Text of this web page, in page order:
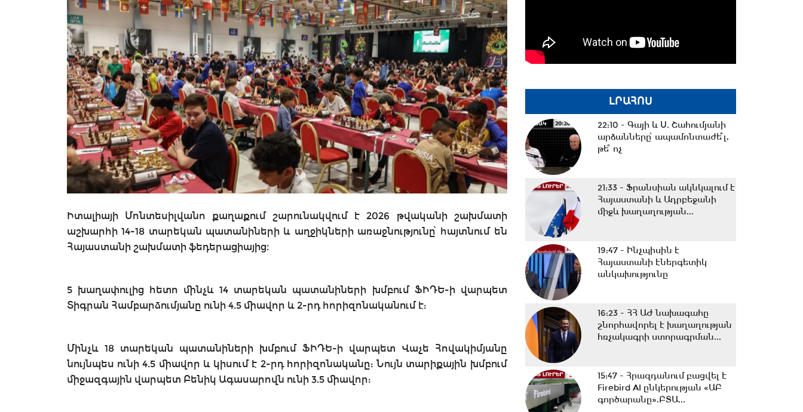
Իտալիայի Մոնտեսիլվանո քաղաքում շարունակվում է 2026 թվականի շախմատի
աշխարհի 14-18 տարեկան պատանիների և աղջիկների առաջնությունը՝ հայտնում են
Հայաստանի շախմատի ֆեդերացիայից։
5 խաղափուլից հետո մինչև 14 տարեկան պատանիների խմբում ՖԻԴԵ-ի վարպետ
Տիգրան Համբարձումյանը ունի 4.5 միավոր և 2-րդ հորիզոնականում է:
Մինչև 18 տարեկան պատանիների խմբում ՖԻԴԵ-ի վարպետ Վաչե Հովակիմյանը
նույնպես ունի 4.5 միավոր և կիսում է 2-րդ հորիզոնականը: Նույն տարիքային խմբում
միջազգային վարպետ Բենիկ Ագասարովն ունի 3.5 միավոր:
ԼՐԱՀՈՍ
22:10 - Գայի և Ս. Շահումյանի
արձանները՝ ապամոնտաժե՞լ,
թե՞ ոչ
21:33 - Ֆրանսիան ակնկալում է
Հայաստանի և Ադրբեջանի
միջև խաղաղության...
19:47 - Ինչպիսին է
Հայաստանի էներգետիկ
անկախությունը
16:23 - ՀՀ ԱԺ նախագահը
շնորհավորել է խաղաղության
հռչակագրի ստորագրման...
15:47 - Հրազդանում բացվել է
Firebird AI ընկերության «ԱԲ
գործարանը».ԲՏԱ...